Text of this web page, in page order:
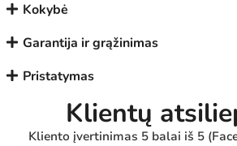
Kokybė
Garantija ir grąžinimas
Pristatymas
Klientų
Kliento įvertinimas 5 balai iš 5